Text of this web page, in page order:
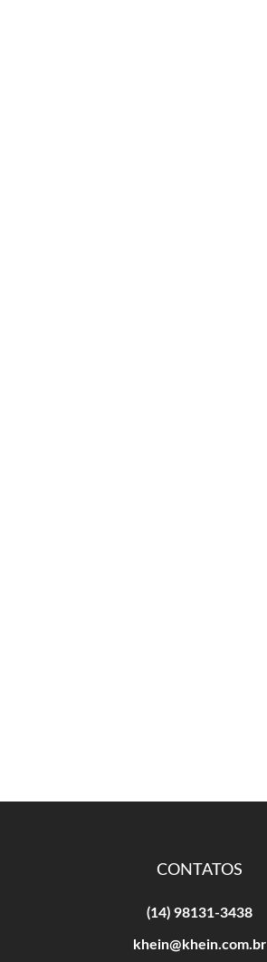
CONTATOS
(14) 98131-3438
khein@khein.com.br